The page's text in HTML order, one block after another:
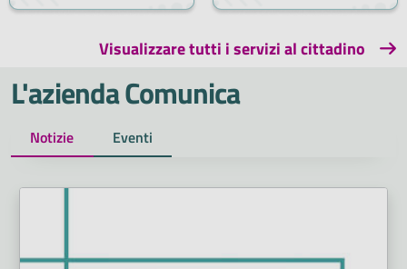
Visualizzare tutti i servizi al cittadino
L'azienda Comunica
Notizie Eventi